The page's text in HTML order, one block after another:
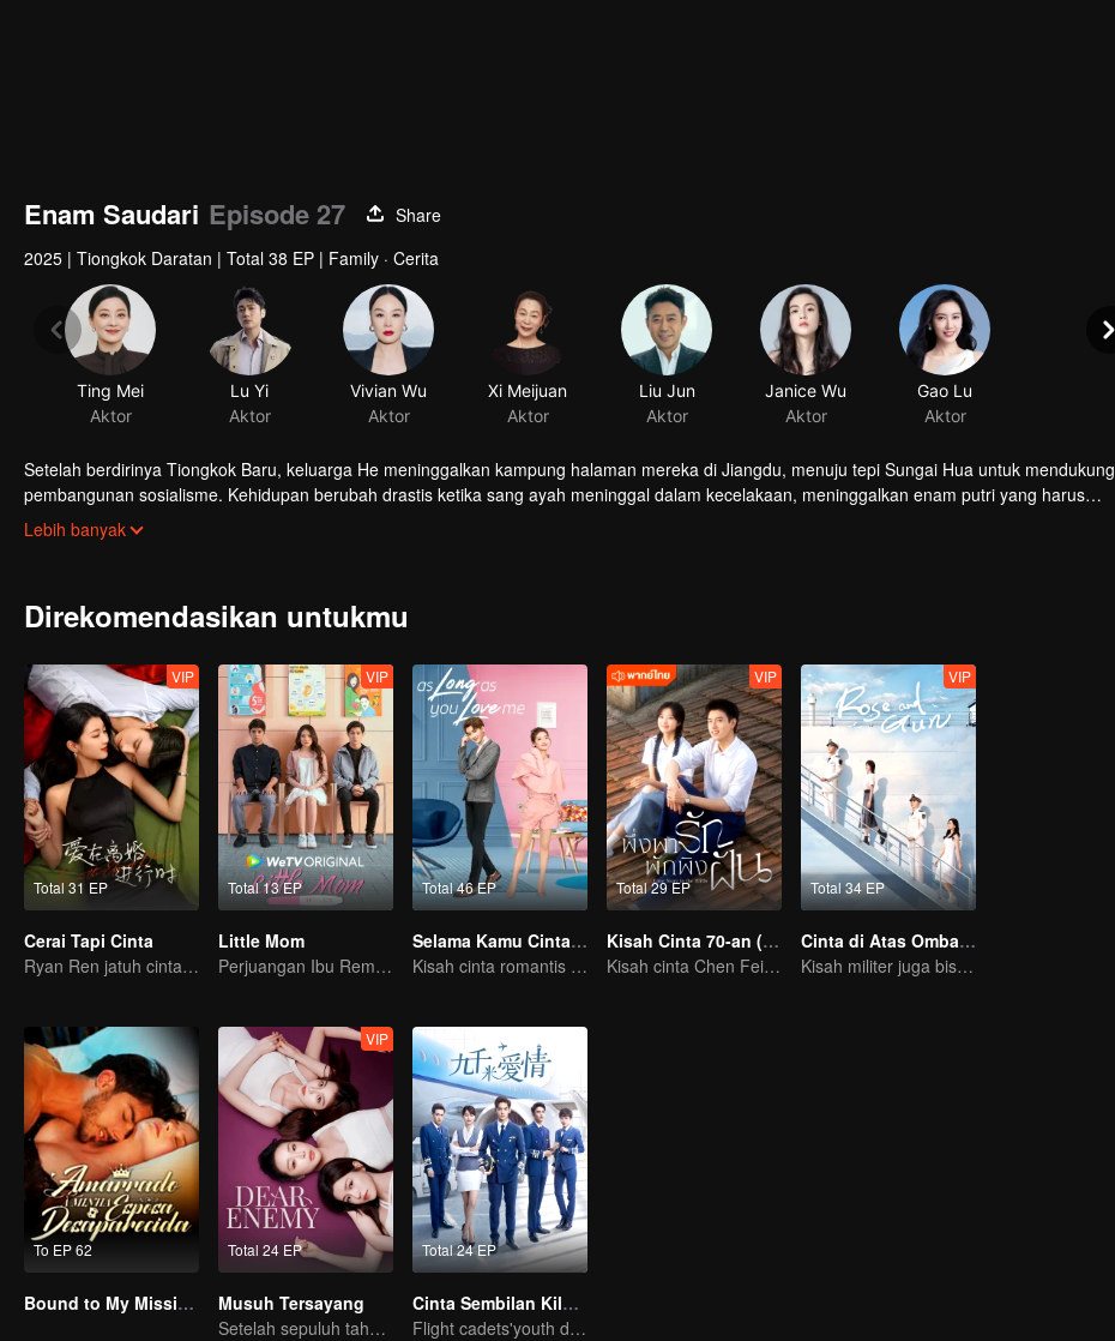
Enam Saudari Episode 27
Share
2025 | Tiongkok Daratan | Total 38 EP | Family · Cerita
Ting Mei
Aktor
Lu Yi
Aktor
Vivian Wu
Aktor
Xi Meijuan
Aktor
Liu Jun
Aktor
Janice Wu
Aktor
Gao Lu
Aktor
Setelah berdirinya Tiongkok Baru, keluarga He meninggalkan kampung halaman mereka di Jiangdu, menuju tepi Sungai Hua untuk mendukung
pembangunan sosialisme. Kehidupan berubah drastis ketika sang ayah meninggal dalam kecelakaan, meninggalkan enam putri yang harus
menghadapi kehidupan bersama. Bagaimana mereka bertahan di tengah kerasnya kehidupan?
Lebih banyak
Direkomendasikan untukmu
Total 31 EP
VIP
Cerai Tapi Cinta
Ryan Ren jatuh cinta setelah gugat cerai Istrinya?!
Total 13 EP
VIP
Little Mom
Perjuangan Ibu Remaja: Kisah di Usia 16 Tahun
Total 46 EP
Selama Kamu Cinta Aku
Kisah cinta romantis Dylan Xiong dan Lai Yumeng
Total 29 EP
VIP
Kisah Cinta 70-an (Thai Ver.)
Kisah cinta Chen Feiyu & Sun Qian nan romantis
Total 34 EP
VIP
Cinta di Atas Ombak Biru
Kisah militer juga bisa romantis?
To EP 62
Bound to My Missing Wife
Total 24 EP
VIP
Musuh Tersayang
Setelah sepuluh tahun, sahabat sejoli ini bertemu kembali..
Total 24 EP
Cinta Sembilan Kilometer
Flight cadets'youth dream-driven journey